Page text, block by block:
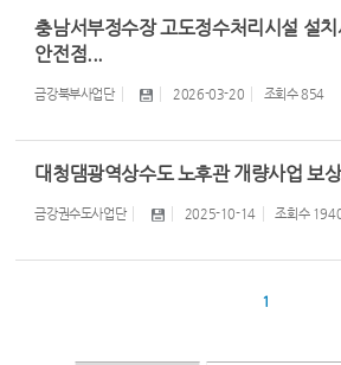
충남서부정수장 고도정수처리시설 설
안전점...
금강북부사업단 2026-03-20 조회수854
대청댐광역상수도 노후관 개량사업 보
금강권수도사업단 2025-10-14 조회수
1